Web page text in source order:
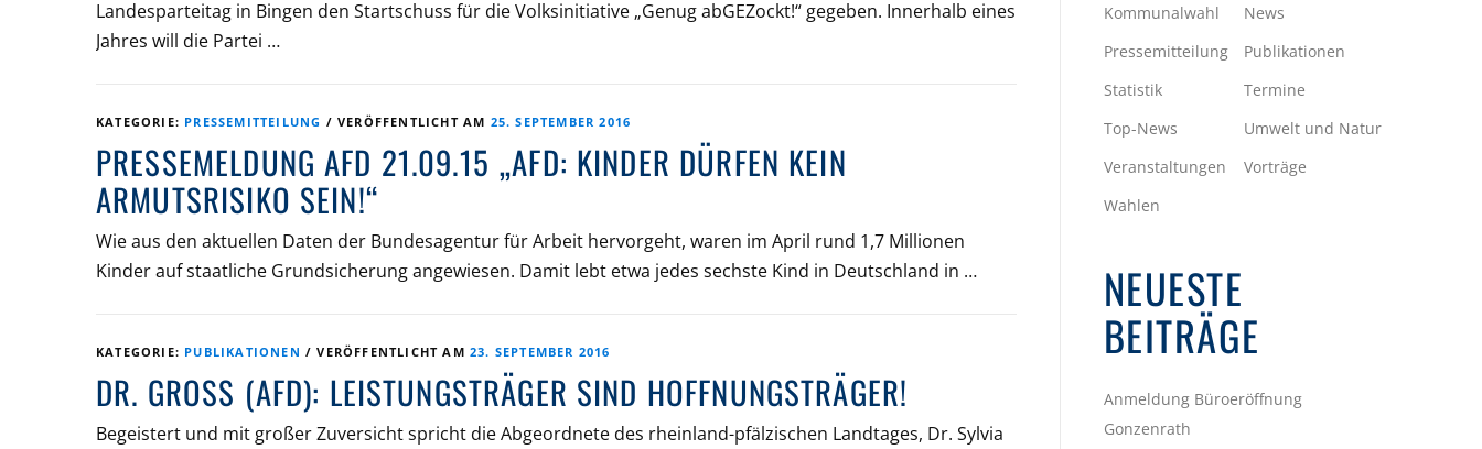
Landesparteitag in Bingen den Startschuss für die Volksinitiative „Genug abGEZockt!“ gegeben. Innerhalb eines
Jahres will die Partei …
KATEGORIE: PRESSEMITTEILUNG /VERÖFFENTLICHT AM 25. SEPTEMBER 2016
PRESSEMELDUNG AFD 21.09.15 „AFD: KINDER DÜRFEN KEIN
ARMUTSRISIKO SEIN!“
Wie aus den aktuellen Daten der Bundesagentur für Arbeit hervorgeht, waren im April rund 1,7 Millionen
Kinder auf staatliche Grundsicherung angewiesen. Damit lebt etwa jedes sechste Kind in Deutschland in …
KATEGORIE: PUBLIKATIONEN /VERÖFFENTLICHT AM23. SEPTEMBER 2016
DR. GROSS (AFD): LEISTUNGSTRÄGER SIND HOFFNUNGSTRÄGER!
Begeistert und mit großer Zuversicht spricht die Abgeordnete des rheinland-pfälzischen Landtages, Dr. Sylvia
Kommunalwahl
News
Pressemitteilung
Publikationen
Statistik
Termine
Top-News
Umwelt und Natur
Veranstaltungen
Vorträge
Wahlen
NEUESTE
BEITRÄGE
Anmeldung Büroeröffnung
Gonzenrath